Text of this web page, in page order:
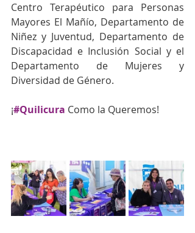
Centro Terapéutico para Personas
Mayores El Mañío, Departamento de
Niñez y Juventud, Departamento de
Discapacidad e Inclusión Social y el
Departamento de Mujeres y
Diversidad de Género.
¡#Quilicura Como la Queremos!